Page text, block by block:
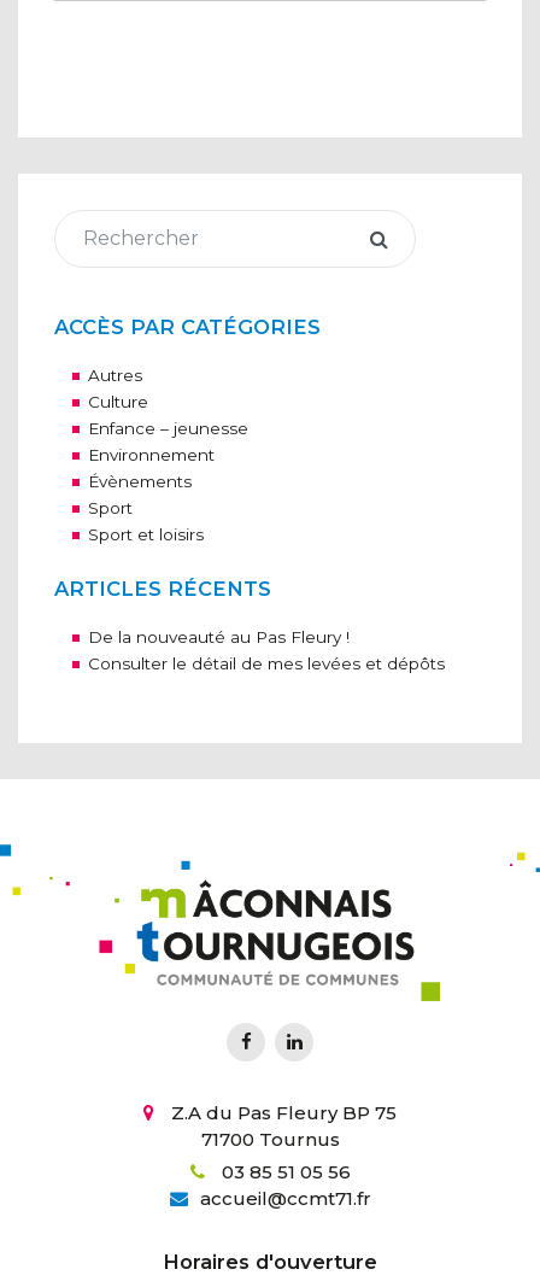
ACCÈS PAR CATÉGORIES
Autres
Culture
Enfance – jeunesse
Environnement
Évènements
Sport
Sport et loisirs
ARTICLES RÉCENTS
De la nouveauté au Pas Fleury !
Consulter le détail de mes levées et dépôts
Z.A du Pas Fleury BP 75
71700 Tournus
03 85 51 05 56
accueil@ccmt71.fr
Horaires d'ouverture